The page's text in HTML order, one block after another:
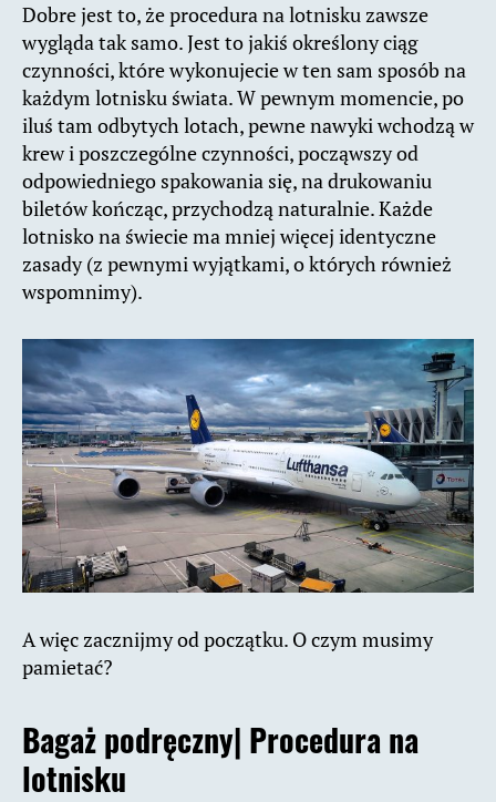
Dobre jest to, że procedura na lotnisku zawsze
wygląda tak samo. Jest to jakiś określony ciąg
czynności, które wykonujecie w ten sam sposób na
każdym lotnisku świata. W pewnym momencie, po
iluś tam odbytych lotach, pewne nawyki wchodzą w
krew i poszczególne czynności, począwszy od
odpowiedniego spakowania się, na drukowaniu
biletów kończąc, przychodzą naturalnie. Każde
lotnisko na świecie ma mniej więcej identyczne
zasady (z pewnymi wyjątkami, o których również
wspomnimy).
A więc zacznijmy od początku. O czym musimy
pamietać?
Bagaż podręczny| Procedura na
lotnisku